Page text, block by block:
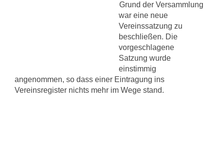
Grund der Versammlung
war eine neue
Vereinssatzung zu
beschließen. Die
vorgeschlagene
Satzung wurde
einstimmig
angenommen, so dass einer Eintragung ins
Vereinsregister nichts mehr im Wege stand.